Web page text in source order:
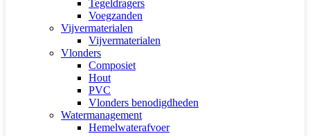
Tegeldragers
Voegzanden
Vijvermaterialen
Vijvermaterialen
Vlonders
Composiet
Hout
PVC
Vlonders benodigdheden
Watermanagement
Hemelwaterafvoer